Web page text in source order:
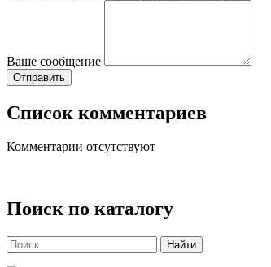
Ваше сообщение
Список комментариев
Комментарии отсутствуют
Поиск по каталогу
Найти